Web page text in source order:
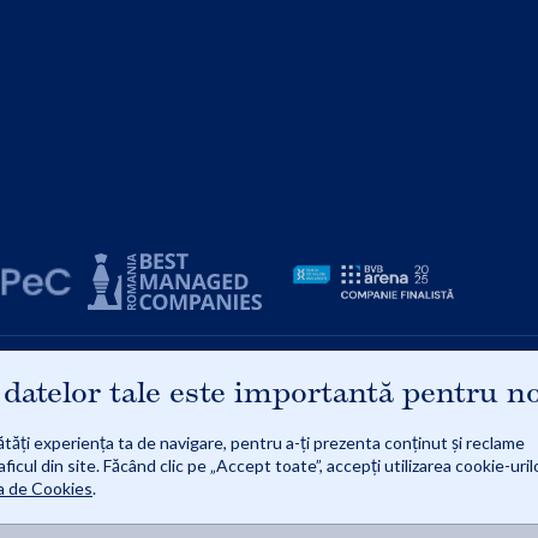
tale este importantă pentru
experiența ta de navigare, pentru a-ți prezenta conținut și reclame
din site. Făcând clic pe „Accept toate”, accepți utilizarea cookie-
de Cookies.
| Reg. com.: J08/1997/1991 | Obiect de activitate: Comerț cu amănuntul al cărților, în
ZAHARIA STANCU, Nr. 21A | Autorizație de funcționare punct de lucru vânzări online: 964/